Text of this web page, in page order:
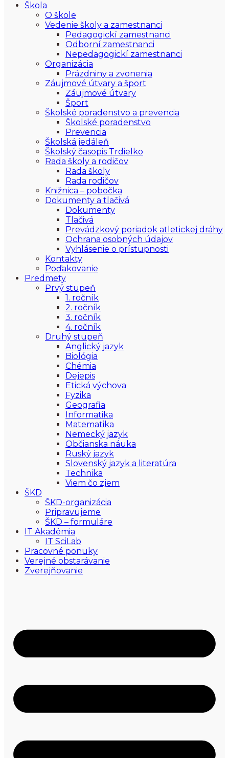
Škola
O škole
Vedenie školy a zamestnanci
Pedagogickí zamestnanci
Odborní zamestnanci
Nepedagogickí zamestnanci
Organizácia
Prázdniny a zvonenia
Záujmové útvary a šport
Záujmové útvary
Šport
Školské poradenstvo a prevencia
Školské poradenstvo
Prevencia
Školská jedáleň
Školský časopis Trdielko
Rada školy a rodičov
Rada školy
Rada rodičov
Knižnica – pobočka
Dokumenty a tlačivá
Dokumenty
Tlačivá
Prevádzkový poriadok atletickej dráhy
Ochrana osobných údajov
Vyhlásenie o prístupnosti
Kontakty
Poďakovanie
Predmety
Prvý stupeň
1. ročník
2. ročník
3. ročník
4. ročník
Druhý stupeň
Anglický jazyk
Biológia
Chémia
Dejepis
Etická výchova
Fyzika
Geografia
Informatika
Matematika
Nemecký jazyk
Občianska náuka
Ruský jazyk
Slovenský jazyk a literatúra
Technika
Viem čo zjem
ŠKD
ŠKD-organizácia
Pripravujeme
ŠKD – formuláre
IT Akadémia
IT SciLab
Pracovné ponuky
Verejné obstarávanie
Zverejňovanie